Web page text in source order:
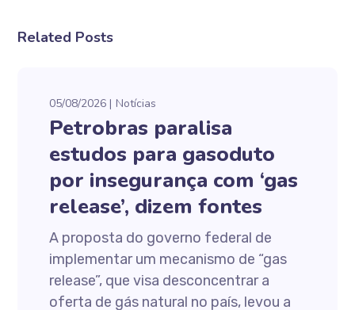
Related Posts
05/08/2026 Notícias
Petrobras paralisa
estudos para gasoduto
por insegurança com ‘gas
release’, dizem fontes
A proposta do governo federal de
implementar um mecanismo de “gas
release”, que visa desconcentrar a
oferta de gás natural no país, levou a